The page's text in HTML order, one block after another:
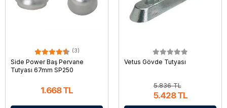
(3)
Side Power Baş Pervane
Tutyası 67mm SP250
1.668 TL
Vetus Gövde Tutyası
5.836 TL
5.428 TL